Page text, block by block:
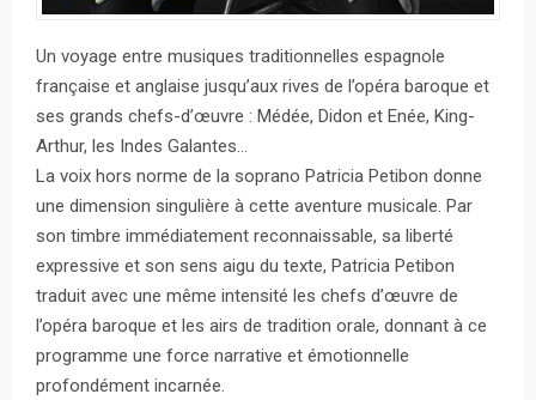
Un voyage entre musiques traditionnelles espagnole
française et anglaise jusqu’aux rives de l’opéra baroque et
ses grands chefs-d’œuvre : Médée, Didon et Enée, King-
Arthur, les Indes Galantes…
La voix hors norme de la soprano Patricia Petibon donne
une dimension singulière à cette aventure musicale. Par
son timbre immédiatement reconnaissable, sa liberté
expressive et son sens aigu du texte, Patricia Petibon
traduit avec une même intensité les chefs d’œuvre de
l’opéra baroque et les airs de tradition orale, donnant à ce
programme une force narrative et émotionnelle
profondément incarnée.